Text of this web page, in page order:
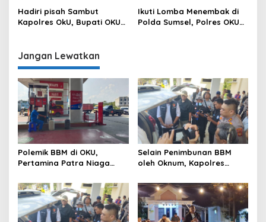
dan Forkompimda
Kita Pasang Police Line
Hadiri pisah Sambut
Kapolres OkU, Bupati OKU
Daerah
Ikuti Lomba Menembak di
Polda Sumsel, Polres OKU
Jangan Lewatkan
Polemik BBM di OKU,
Pertamina Patra Niaga
Optimalkan Penyaluran
BBM Subsidi dan Perkuat
Pengawasan di Kabupaten
Ogan Komering Ulu
Selain Penimbunan BBM
oleh Oknum, Kapolres
Kurang, Pertamina Patra
Niaga Bungkam